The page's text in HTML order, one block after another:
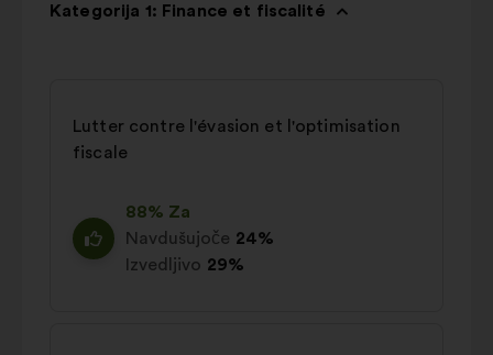
Kategorija 1: Finance et fiscalité
Lutter contre l'évasion et l'optimisation
fiscale
88% Za
Navdušujoče 24%
Izvedljivo 29%